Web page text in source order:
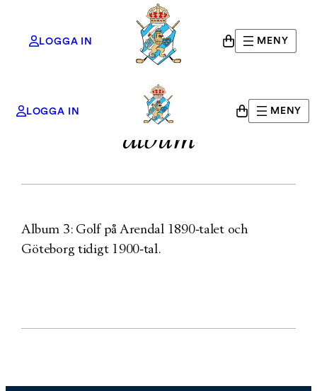
till
LOGGA IN MENY
LOGGA IN MENY
Viktor H Setterbergs
album
Album 3: Golf på Arendal 1890-talet och
Göteborg tidigt 1900-tal.